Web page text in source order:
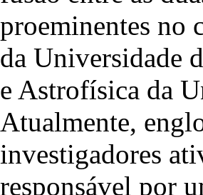
proeminentes no
da Universidade
e Astrofísica da
Atualmente,
investigadores
responsável por